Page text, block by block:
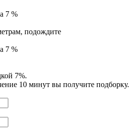
7 %
подождите
7 %
7%.
10 минут вы получите подборку.